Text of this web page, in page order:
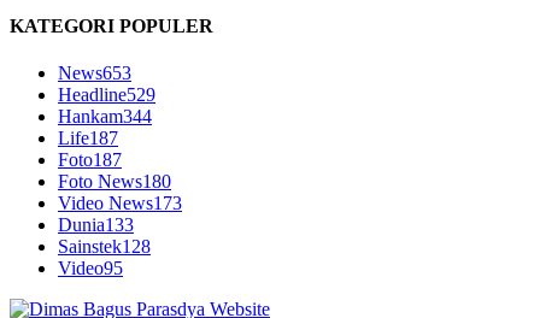
KATEGORI POPULER
News653
Headline529
Hankam344
Life187
Foto187
Foto News180
Video News173
Dunia133
Sainstek128
Video95